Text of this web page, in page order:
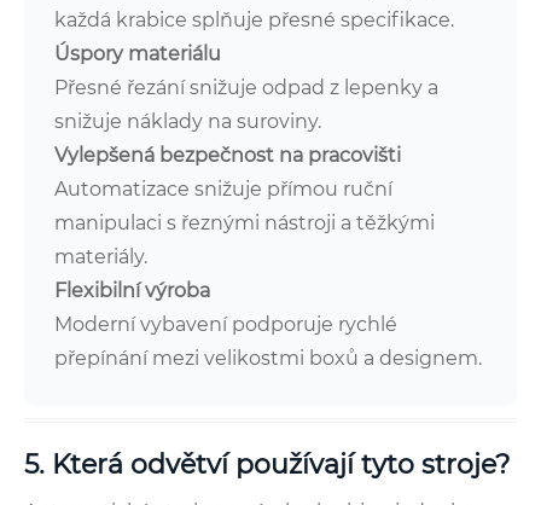
každá krabice splňuje přesné specifikace.
Úspory materiálu
Přesné řezání snižuje odpad z lepenky a
snižuje náklady na suroviny.
Vylepšená bezpečnost na pracovišti
Automatizace snižuje přímou ruční
manipulaci s řeznými nástroji a těžkými
materiály.
Flexibilní výroba
Moderní vybavení podporuje rychlé
přepínání mezi velikostmi boxů a designem.
5. Která odvětví používají tyto stroje?